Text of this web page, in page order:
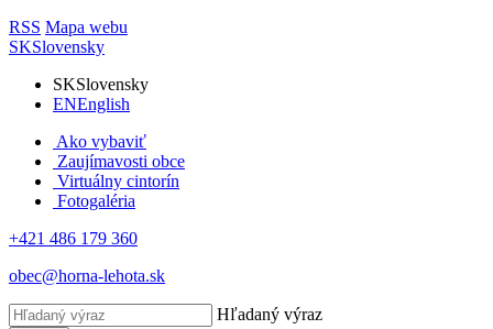
RSS Mapa webu
SKSlovensky
SKSlovensky
ENEnglish
Ako vybaviť
Zaujímavosti obce
Virtuálny cintorín
Fotogaléria
+421 486 179 360
obec@horna-lehota.sk
Hľadaný výraz